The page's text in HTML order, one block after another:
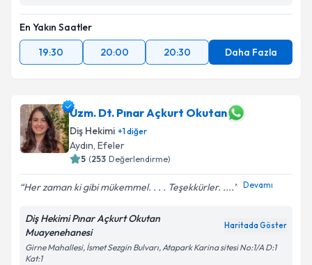
En Yakın Saatler
19:30
20:00 20:30 Daha Fazla
Uzm. Dt. Pınar Açkurt Okutan
Diş Hekimi +1diğer
Aydın, Efeler
5 (253 Değerlendirme)
Her zaman ki gibi mükemmel. . . . Teşekkürler. .... Devamı
Diş Hekimi Pınar Açkurt Okutan
Muayenehanesi
Haritada Göster
Girne Mahallesi, İsmet Sezgin Bulvarı, Atapark Karina sitesi No:1/A D:1
Kat:1